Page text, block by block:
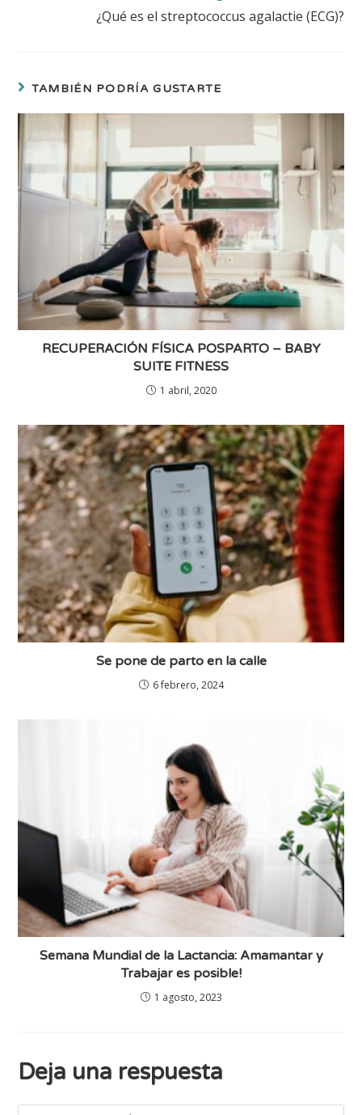
¿Qué es el streptococcus agalactie (ECG)?
TAMBIÉN PODRÍA GUSTARTE
RECUPERACIÓN FÍSICA POSPARTO – BABY
SUITE FITNESS
1 abril, 2020
Se pone de parto en la calle
6 febrero, 2024
Semana Mundial de la Lactancia: Amamantar y
Trabajar es posible!
1 agosto, 2023
Deja una respuesta